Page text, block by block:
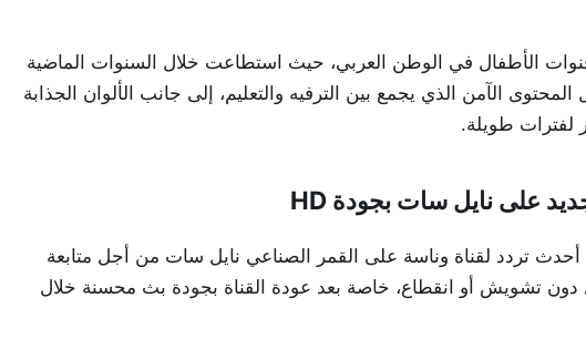
الأطفال في الوطن العربي، حيث استطاعت خلال السنوات الماضية
الآمن الذي يجمع بين الترفيه والتعليم، إلى جانب الألوان الجذابة
لفترات طويلة.
أحدث تردد لقناة وناسة على القمر الصناعي نايل سات من أجل متابعة
دون تشويش أو انقطاع، خاصة بعد عودة القناة بجودة بث محسنة خلال